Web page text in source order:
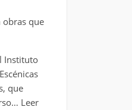
obras que
Instituto
que
Leer